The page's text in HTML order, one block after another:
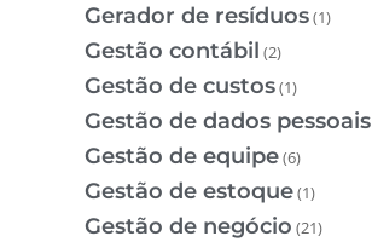
Gerador de resíduos(1)
Gestão contábil (2)
Gestão de custos(1)
Gestão de dados pessoais
Gestão de equipe(6)
Gestão de estoque(1)
Gestão de negócio (21)